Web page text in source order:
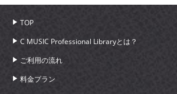
TOP
C MUSIC Professional Libraryとは？
ご利用の流れ
料金プラン